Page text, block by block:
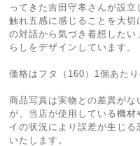
ってきた吉田守孝さんが設
触れ五感に感じることを大
の対話から気づき着想した
らしをデザインしています。
価格はフタ（160）1個あた
商品写真は実物との差異が
が、当店が使用している機
イの状況により誤差が生じ
いたします。